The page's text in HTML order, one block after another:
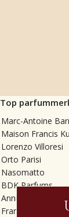
Top
Marc-Antoine
Maison Francis
Lorenzo Villoresi
Orto Parisi
Nasomatto
BDK Parfums
Annindriya
Francesca Bianchi